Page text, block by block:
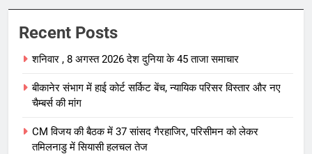
Recent Posts
शनिवार , 8 अगस्त 2026 देश दुनिया के 45 ताजा समाचार
बीकानेर संभाग में हाई कोर्ट सर्किट बेंच, न्यायिक परिसर विस्तार और नए
चैम्बर्स की मांग
CM विजय की बैठक में 37 सांसद गैरहाजिर, परिसीमन को लेकर
तमिलनाडु में सियासी हलचल तेज